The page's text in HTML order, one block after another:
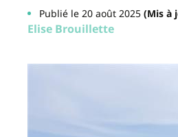
Publié le 20 août 2025(Mis à
Elise Brouillette